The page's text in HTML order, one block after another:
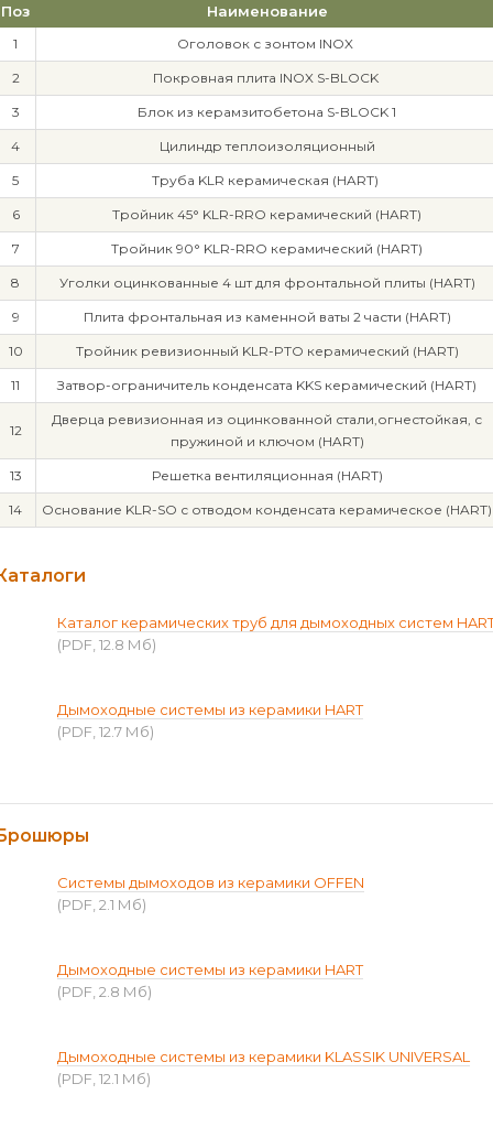
Поз Наименование
1 Оголовок с зонтом INOX
2 Покровная плита INOX S-BLOCK
3 Блок из керамзитобетона S-BLOCK 1
4 Цилиндр теплоизоляционный
5 Труба KLR керамическая (HART)
6 Тройник 45° KLR-RRO керамический (HART)
7 Тройник 90° KLR-RRO керамический (HART)
8 Уголки оцинкованные 4 шт для фронтальной плиты (HART)
9 Плита фронтальная из каменной ваты 2 части (HART)
10 Тройник ревизионный KLR-PTO керамический (HART)
11 Затвор-ограничитель конденсата KKS керамический (HART)
12
Дверца ревизионная из оцинкованной стали,огнестойкая, с
пружиной и ключом (HART)
13 Решетка вентиляционная (HART)
14 Основание KLR-SO с отводом конденсата керамическое (HART)
Каталог керамических труб для дымоходных систем
(PDF, 12.8 Мб)
Дымоходные системы из керамики HART
(PDF, 12.7 Мб)
Системы дымоходов из керамики OFFEN
(PDF, 2.1 Мб)
Дымоходные системы из керамики HART
(PDF, 2.8 Мб)
Дымоходные системы из керамики KLASSIK UNIVERSAL
(PDF, 12.1 Мб)